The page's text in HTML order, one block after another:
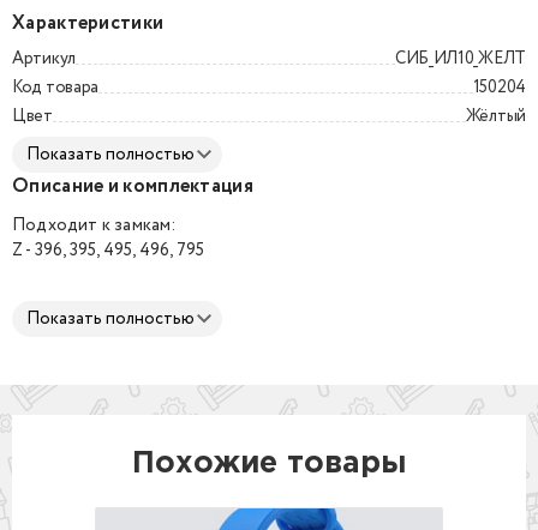
Характеристики
Артикул
СИБ_ИЛ10_ЖЕЛТ
Код товара
150204
Цвет
Жёлтый
Показать полностью
Описание и комплектация
Подходит к замкам:
Z - 396, 395, 495, 496, 795
Гипоаллергенный медицинский платиновый силикон
M - диаметр 65 мм
Доступные цвета:
Показать полностью
Похожие товары